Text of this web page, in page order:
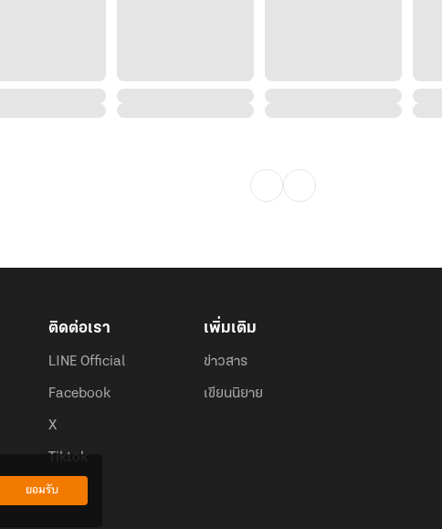
ติดต่อเรา
LINE Official
Facebook
X
Tiktok
เพิ่มเติม
ข่าวสาร
เขียนนิยาย
ยอมรับ